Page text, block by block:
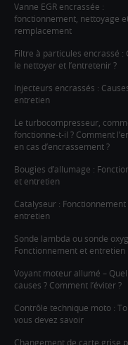
Vanne EGR encrassée :
fonctionnement, nettoyage
remplacement
Filtre à particules encrassé :
le nettoyer et l’entretenir ?
Injecteurs encrassés :
entretien
Le turbocompresseur,
fonctionne-t-il ? Comment
en cas d’encrassement ?
Bougies d’allumage :
et entretien
Catalyseur : Fonctionnement
entretien
Sonde lambda ou sonde
Fonctionnement et entretien
Voyant moteur allumé –
causes ? Comment l’éviter ?
Contrôle technique moto :
vous devez savoir
Changement de carte grise